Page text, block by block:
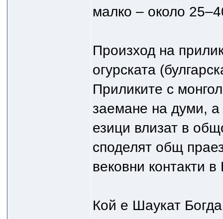
малко – около
Произход на
огурската
Приликите с
заемане на думи, а
езици влизат в
споделят общ
вековни контакти
Кой е Шаукат